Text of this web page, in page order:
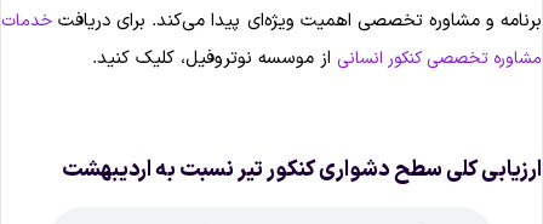
و مشاوره تخصصی اهمیت ویژه‌ای پیدا می‌کند. برای دریافت خدمات
تخصصی کنکور انسانیاز موسسه نوتروفیل، کلیک کنید.
کلی سطح دشواری کنکور تیر نسبت به اردیبهشت